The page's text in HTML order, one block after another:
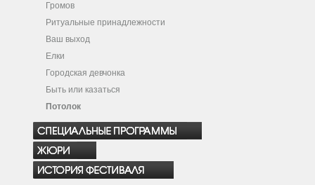
Громов
Ритуальные принадлежности
Ваш выход
Елки
Городская девчонка
Быть или казаться
Потолок